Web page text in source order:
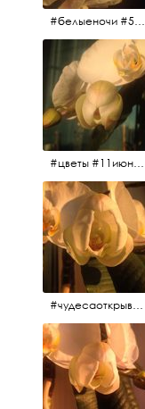
#белыеночи #5утра #11июня2017 #цветы
#цветы #11июня2017
#чудесаоткрываются #красота #чудоприроды #нежность #цветы #прекрасное